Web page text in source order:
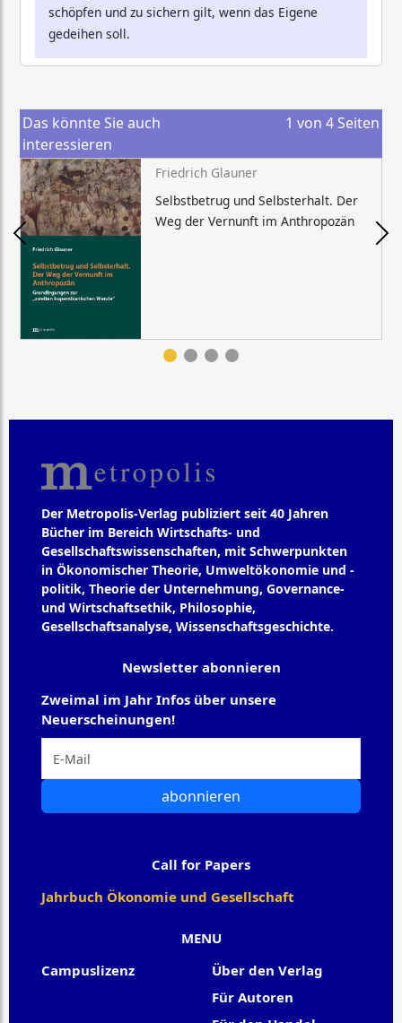
schöpfen und zu sichern gilt, wenn das Eigene
gedeihen soll.
Das könnte Sie auch
interessieren
1 von 4 Seiten
Friedrich Glauner
Selbstbetrug und Selbsterhalt. Der
Weg der Vernunft im Anthropozän
Der Metropolis-Verlag publiziert seit 40 Jahren
Bücher im Bereich Wirtschafts- und
Gesellschaftswissenschaften, mit Schwerpunkten
in Ökonomischer Theorie, Umweltökonomie und -
politik, Theorie der Unternehmung, Governance-
und Wirtschaftsethik, Philosophie,
Gesellschaftsanalyse, Wissenschaftsgeschichte.
MENU
Campuslizenz
Über den Verlag
Für Autoren
Newsletter abonnieren
Zweimal im Jahr Infos über unsere
Neuerscheinungen!
abonnieren
Call for Papers
Jahrbuch Ökonomie und Gesellschaft